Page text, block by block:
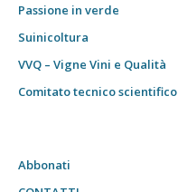
Passione in verde
Suinicoltura
VVQ – Vigne Vini e Qualità
Comitato tecnico scientifico
Abbonati